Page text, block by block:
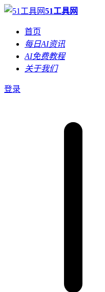
51工具网
首页
每日AI资讯
AI免费教程
关于我们
登录